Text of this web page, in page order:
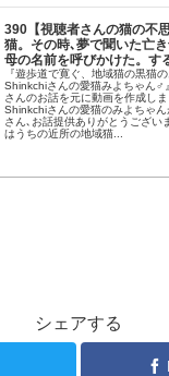
390【視聴者さんの猫の不
猫。その時､夢で聞いた亡
母の名前を呼びかけた。す
『遊歩道で寛ぐ、地域猫の黒猫
Shinkchiさんの愛猫みよちゃん♂
さんのお話を元に動画を作成し
Shinkchiさんの愛猫のみよちゃ
さん､お話提供ありがとうござい
はうちの近所の地域猫...
シェアする